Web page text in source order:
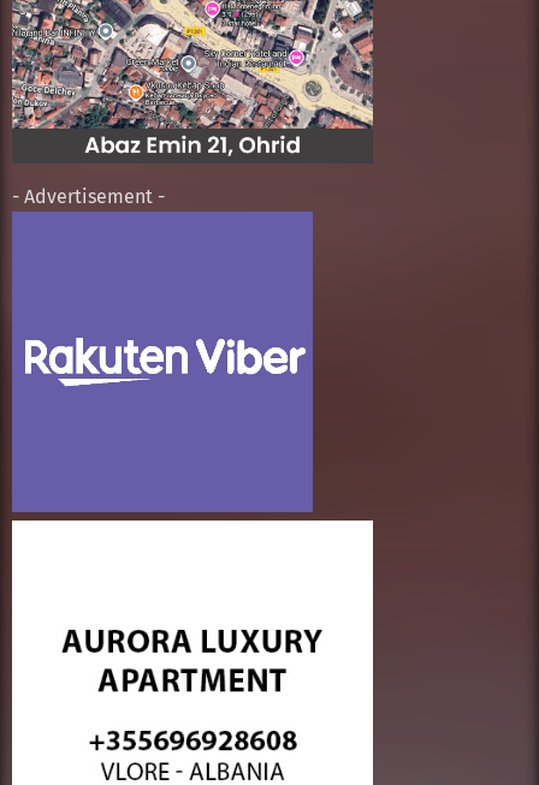
- Advertisement -